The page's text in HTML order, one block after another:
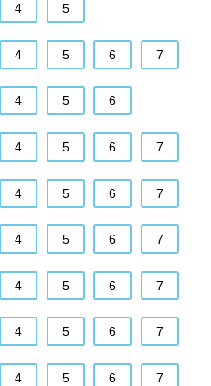
4 5
4 5 6 7
4 5 6
4 5 6 7
4 5 6 7
4 5 6 7
4 5 6 7
4 5 6 7
4 5 6 7